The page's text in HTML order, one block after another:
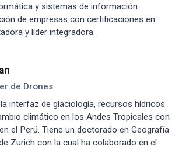
y sistemas de información.
de empresas con certificaciones en
y líder integradora.
de Drones
interfaz de glaciología, recursos hídricos
climático en los Andes Tropicales con
el Perú. Tiene un doctorado en Geografía
Zurich con la cual ha colaborado en el